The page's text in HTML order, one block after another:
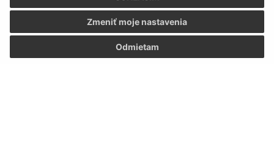
Odmietam
Zmeniť moje nastavenia